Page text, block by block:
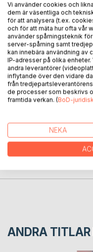
BESKRIVNING
En berättelse som i
godisplockares dagliga
KOMMENTARER I
ANDRA TITLAR
Vi använder cookies och
dem är väsentliga och
för att analysera (t.ex.
och för att mäta hur ofta vår
använder spårningsteknik
server-spårning samt
kan innebära användning av
IP-adresser på olika
andra leverantörer
inflytande över den vidare
från
de processer som beskrivs
framtida verkan. (BoD-
NEKA